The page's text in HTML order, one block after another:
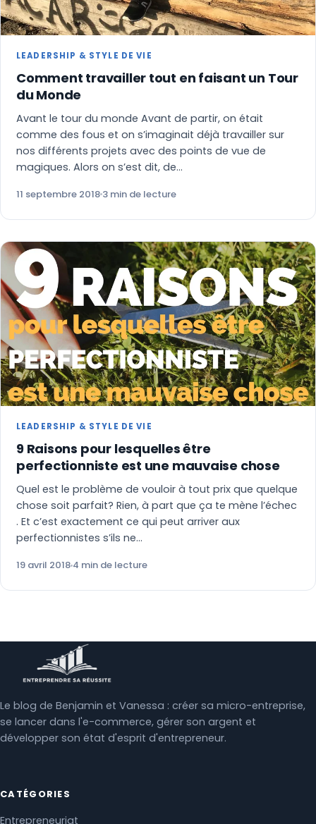
LEADERSHIP & STYLE DE VIE
Comment travailler tout en faisant un Tour
du Monde
Avant le tour du monde Avant de partir, on était
comme des fous et on s’imaginait déjà travailler sur
nos différents projets avec des points de vue de
magiques. Alors on s’est dit, de…
11 septembre 2018 3 min de lecture
LEADERSHIP & STYLE DE VIE
9 Raisons pour lesquelles être
perfectionniste est une mauvaise chose
Quel est le problème de vouloir à tout prix que quelque
chose soit parfait? Rien, à part que ça te mène l’échec
. Et c’est exactement ce qui peut arriver aux
perfectionnistes s’ils ne…
19 avril 2018 4 min de lecture
Le blog de Benjamin et Vanessa : créer sa micro-entreprise,
se lancer dans l'e-commerce, gérer son argent et
développer son état d'esprit d'entrepreneur.
CATÉGORIES
Entrepreneuriat